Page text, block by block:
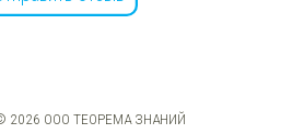
2026 ООО ТЕОРЕМА ЗНАНИЙ